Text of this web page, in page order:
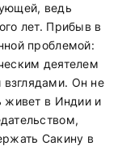
ведь
лет. Прибыв в
проблемой:
деятелем
Он не
живет в Индии и
Сакину в